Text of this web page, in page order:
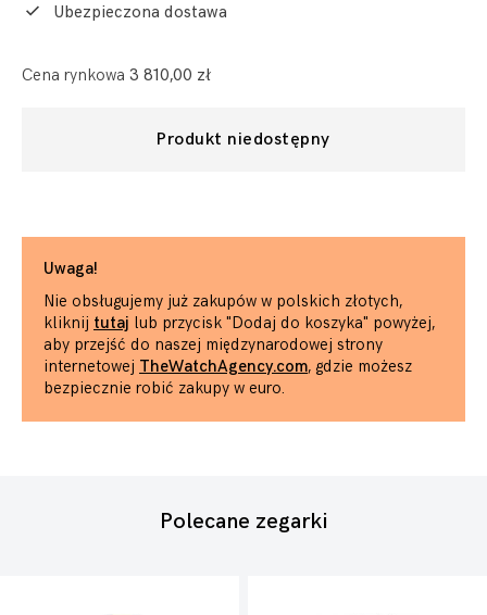
Ubezpieczona dostawa
Cena rynkowa 3 810,00 zł
Produkt niedostępny
Uwaga!
Nie obsługujemy już zakupów w polskich złotych,
kliknij tutaj lub przycisk "Dodaj do koszyka" powyżej,
aby przejść do naszej międzynarodowej strony
internetowej TheWatchAgency.com, gdzie możesz
bezpiecznie robić zakupy w euro.
Polecane zegarki